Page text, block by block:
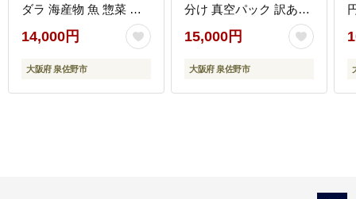
ダラ 海産物 魚 惣菜 西
京焼き 味噌 お酒のあて
訳あり サイズ不揃い 家
計応援 切り落とし】
14,000円
大阪府 泉佐野市
分け 真空パック 訳あり
サイズ不揃い 刺身 海鮮
丼 さーもん 鮭 さけ シ
ャケ しゃけ 冷凍 家計応
15,000円
大阪府 泉佐野市